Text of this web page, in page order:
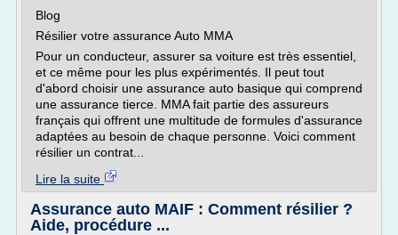
Blog
Résilier votre assurance Auto MMA
Pour un conducteur, assurer sa voiture est très essentiel,
et ce même pour les plus expérimentés. Il peut tout
d'abord choisir une assurance auto basique qui comprend
une assurance tierce. MMA fait partie des assureurs
français qui offrent une multitude de formules d'assurance
adaptées au besoin de chaque personne. Voici comment
résilier un contrat...
Lire la suite
Assurance auto MAIF : Comment résilier ?
Aide, procédure ...